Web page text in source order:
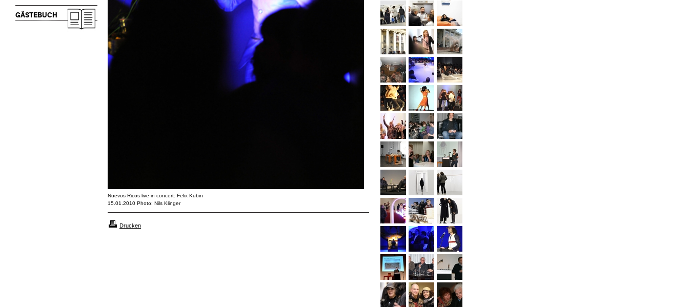
GÄSTEBUCH
Nuevos Ricos live in concert: Felix Kubin
15.01.2010 Photo: Nils Klinger
Drucken